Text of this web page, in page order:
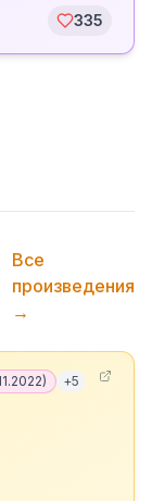
335
Все
произведения
→
) +5